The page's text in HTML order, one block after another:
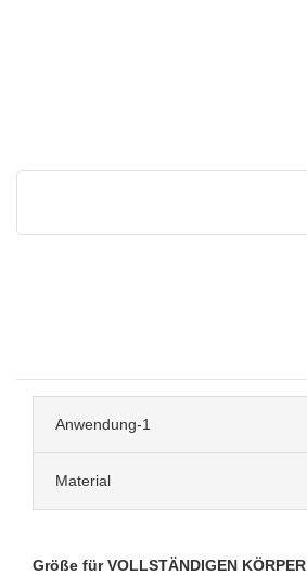
Anwendung-1
Material
Größe für VOLLSTÄNDIGEN KÖRPER